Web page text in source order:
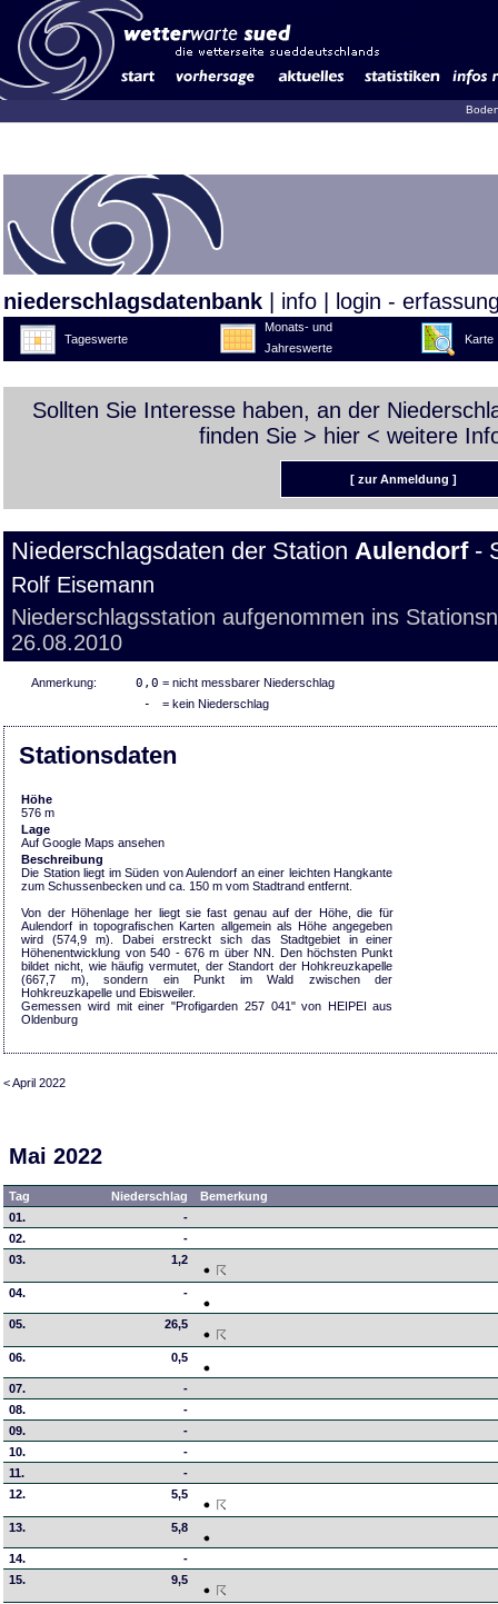
niederschlagsdatenbank info login -
Tageswerte
Monats- und
Jahreswerte
Karte
Sollten Sie Interesse haben, an der
finden Sie > hier < weitere
[ zur Anmeldung ]
Niederschlagsdaten der Station Aulendorf-
Rolf Eisemann
Niederschlagsstation aufgenommen ins
26.08.2010
Anmerkung: 0,0 = nicht messbarer Niederschlag
- = kein Niederschlag
Stationsdaten
Höhe
576 m
Lage
Auf Google Maps ansehen
Beschreibung
Die Station liegt im Süden von Aulendorf an einer leichten Hangkante
zum Schussenbecken und ca. 150 m vom Stadtrand entfernt.
Von der Höhenlage her liegt sie fast genau auf der Höhe, die für
Aulendorf in topografischen Karten allgemein als Höhe angegeben
wird (574,9 m). Dabei erstreckt sich das Stadtgebiet in einer
Höhenentwicklung von 540 - 676 m über NN. Den höchsten Punkt
bildet nicht, wie häufig vermutet, der Standort der Hohkreuzkapelle
(667,7 m), sondern ein Punkt im Wald zwischen der
Hohkreuzkapelle und Ebisweiler.
Gemessen wird mit einer "Profigarden 257 041" von HEIPEI aus
Oldenburg
< April 2022
Mai 2022
Tag Niederschlag
Bemerkung
01.
-
02.
-
03.
1,2
04. -
05. 26,5
06. 0,5
07.
-
08.
-
09.
-
10.
-
11.
-
12.
5,5
13. 5,8
14.
-
15.
9,5